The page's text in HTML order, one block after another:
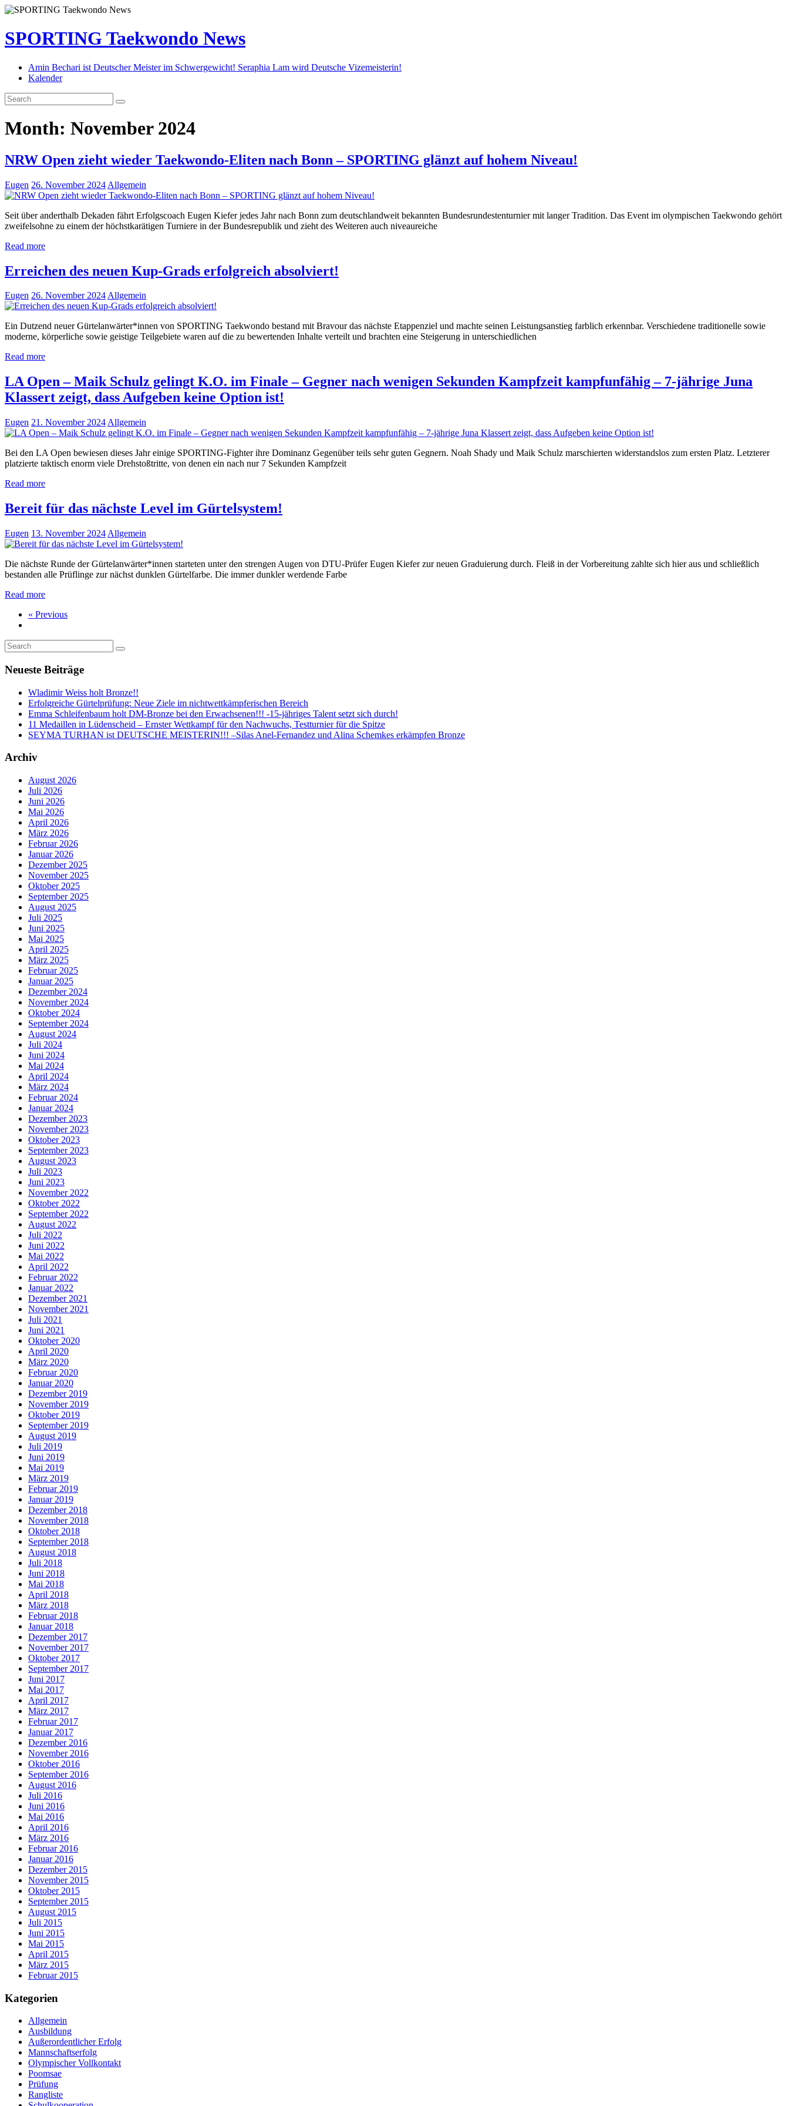
SPORTING Taekwondo News
Amin Bechari ist Deutscher Meister im Schwergewicht! Seraphia Lam wird Deutsche Vizemeisterin!
Kalender
Month: November 2024
NRW Open zieht wieder Taekwondo-Eliten nach Bonn – SPORTING glänzt auf hohem Niveau!
Eugen 26. November 2024 Allgemein
Seit über anderthalb Dekaden fährt Erfolgscoach Eugen Kiefer jedes Jahr nach Bonn zum deutschlandweit bekannten Bundesrundestenturnier mit langer Tradition. Das Event im olympischen Taekwondo gehört
zweifelsohne zu einem der höchstkarätigen Turniere in der Bundesrepublik und zieht des Weiteren auch niveaureiche
Read more
Erreichen des neuen Kup-Grads erfolgreich absolviert!
Eugen 26. November 2024Allgemein
Ein Dutzend neuer Gürtelanwärter*innen von SPORTING Taekwondo bestand mit Bravour das nächste Etappenziel und machte seinen Leistungsanstieg farblich erkennbar. Verschiedene traditionelle sowie
moderne, körperliche sowie geistige Teilgebiete waren auf die zu bewertenden Inhalte verteilt und brachten eine Steigerung in unterschiedlichen
Read more
LA Open – Maik Schulz gelingt K.O. im Finale – Gegner nach wenigen Sekunden Kampfzeit kampfunfähig – 7-jährige Juna
Klassert zeigt, dass Aufgeben keine Option ist!
Eugen 21. November 2024 Allgemein
Bei den LA Open bewiesen dieses Jahr einige SPORTING-Fighter ihre Dominanz Gegenüber teils sehr guten Gegnern. Noah Shady und Maik Schulz marschierten widerstandslos zum ersten Platz. Letzterer
platzierte taktisch enorm viele Drehstoßtritte, von denen ein nach nur 7 Sekunden Kampfzeit
Read more
Bereit für das nächste Level im Gürtelsystem!
Eugen 13. November 2024 Allgemein
Die nächste Runde der Gürtelanwärter*innen starteten unter den strengen Augen von DTU-Prüfer Eugen Kiefer zur neuen Graduierung durch. Fleiß in der Vorbereitung zahlte sich hier aus und schließlich
bestanden alle Prüflinge zur nächst dunklen Gürtelfarbe. Die immer dunkler werdende Farbe
Read more
« Previous
Neueste Beiträge
Wladimir Weiss holt Bronze!!
Erfolgreiche Gürtelprüfung: Neue Ziele im nichtwettkämpferischen Bereich
Emma Schleifenbaum holt DM-Bronze bei den Erwachsenen!!! -15-jähriges Talent setzt sich durch!
11 Medaillen in Lüdenscheid – Ernster Wettkampf für den Nachwuchs, Testturnier für die Spitze
SEYMA TURHAN ist DEUTSCHE MEISTERIN!!! –Silas Anel-Fernandez und Alina Schemkes erkämpfen Bronze
Archiv
August 2026
Juli 2026
Juni 2026
Mai 2026
April 2026
März 2026
Februar 2026
Januar 2026
Dezember 2025
November 2025
Oktober 2025
September 2025
August 2025
Juli 2025
Juni 2025
Mai 2025
April 2025
März 2025
Februar 2025
Januar 2025
Dezember 2024
November 2024
Oktober 2024
September 2024
August 2024
Juli 2024
Juni 2024
Mai 2024
April 2024
März 2024
Februar 2024
Januar 2024
Dezember 2023
November 2023
Oktober 2023
September 2023
August 2023
Juli 2023
Juni 2023
November 2022
Oktober 2022
September 2022
August 2022
Juli 2022
Juni 2022
Mai 2022
April 2022
Februar 2022
Januar 2022
Dezember 2021
November 2021
Juli 2021
Juni 2021
Oktober 2020
April 2020
März 2020
Februar 2020
Januar 2020
Dezember 2019
November 2019
Oktober 2019
September 2019
August 2019
Juli 2019
Juni 2019
Mai 2019
März 2019
Februar 2019
Januar 2019
Dezember 2018
November 2018
Oktober 2018
September 2018
August 2018
Juli 2018
Juni 2018
Mai 2018
April 2018
März 2018
Februar 2018
Januar 2018
Dezember 2017
November 2017
Oktober 2017
September 2017
Juni 2017
Mai 2017
April 2017
März 2017
Februar 2017
Januar 2017
Dezember 2016
November 2016
Oktober 2016
September 2016
August 2016
Juli 2016
Juni 2016
Mai 2016
April 2016
März 2016
Februar 2016
Januar 2016
Dezember 2015
November 2015
Oktober 2015
September 2015
August 2015
Juli 2015
Juni 2015
Mai 2015
April 2015
März 2015
Februar 2015
Kategorien
Allgemein
Ausbildung
Außerordentlicher Erfolg
Mannschaftserfolg
Olympischer Vollkontakt
Poomsae
Prüfung
Rangliste